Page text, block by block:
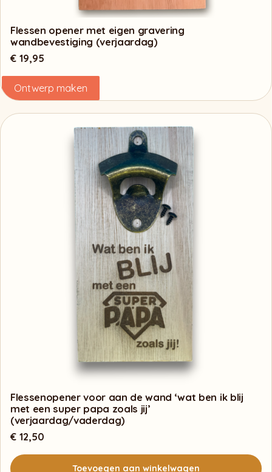
Flessen opener met eigen gravering
wandbevestiging (verjaardag)
€ 19,95
Ontwerp maken
Flessenopener voor aan de wand ‘wat ben ik blij
met een super papa zoals jij’
(verjaardag/vaderdag)
€ 12,50
Toevoegen aan winkelwagen